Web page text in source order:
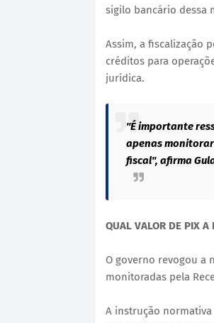
sigilo bancário dessa
Assim, a fiscalização
créditos para
jurídica.
"É importante
apenas
fiscal", afirma
QUAL VALOR DE PIX A
O governo revogou a
monitoradas pela
A instrução